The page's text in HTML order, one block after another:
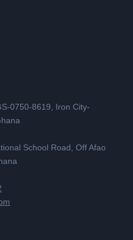
0750-8619, Iron City-
School Road, Off Afao